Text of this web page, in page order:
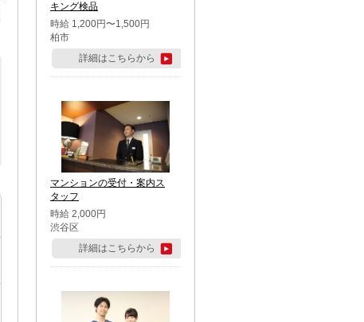
キング検品
時給 1,200円〜1,500円
柏市
詳細はこちらから
マンションの受付・案内ス
タッフ
時給 2,000円
渋谷区
詳細はこちらから